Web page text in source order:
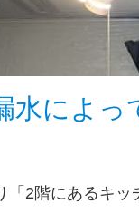
水によっ
「2階にあるキ